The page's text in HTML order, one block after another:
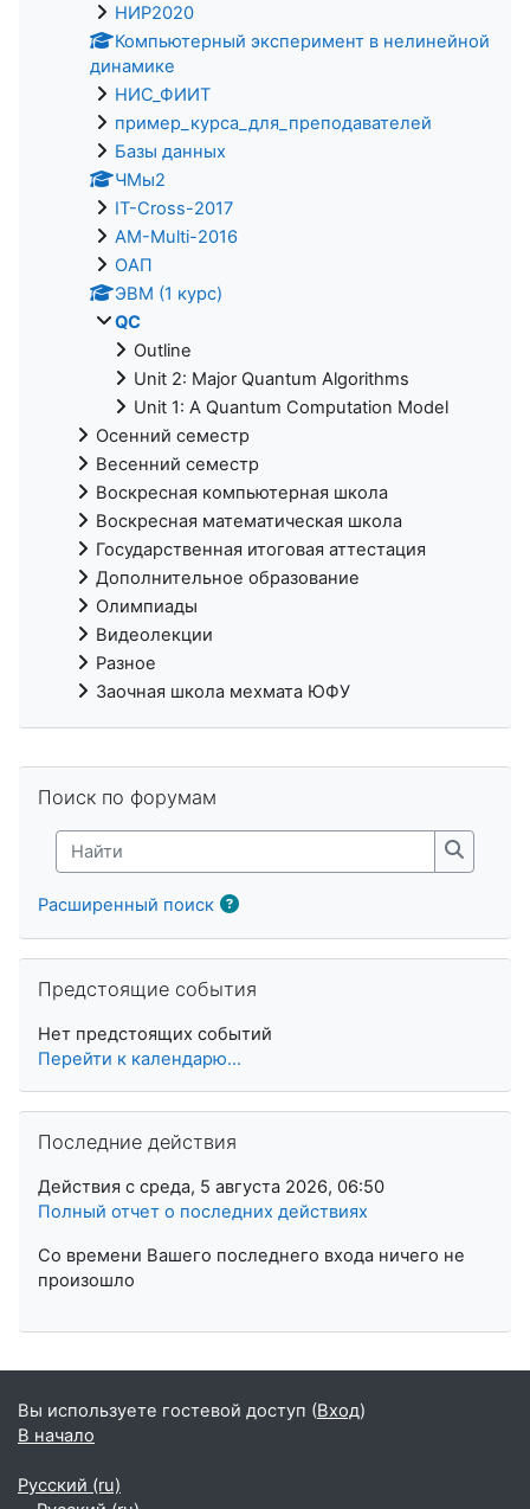
НИР2020
Компьютерный эксперимент в нелинейной
динамике
НИС_ФИИТ
пример_курса_для_преподавателей
Базы данных
ЧМы2
IT-Cross-2017
AM-Multi-2016
ОАП
ЭВМ (1 курс)
QC
Outline
Unit 2: Major Quantum Algorithms
Unit 1: A Quantum Computation Model
Осенний семестр
Весенний семестр
Воскресная компьютерная школа
Воскресная математическая школа
Государственная итоговая аттестация
Дополнительное образование
Олимпиады
Видеолекции
Разное
Заочная школа мехмата ЮФУ
Поиск по форумам
Найти
Найти
Расширенный поиск
Предстоящие события
Нет предстоящих событий
Перейти к календарю...
Последние действия
Действия с среда, 5 августа 2026, 06:50
Полный отчет о последних действиях
Со времени Вашего последнего входа ничего не
произошло
Вы используете гостевой доступ (Вход)
В начало
Русский ‎(ru)‎